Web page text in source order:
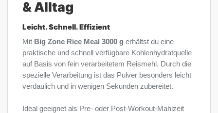
& Alltag
Leicht. Schnell. Effizient
Mit Big Zone Rice Meal 3000 g erhältst du eine
praktische und schnell verfügbare Kohlenhydratquelle
auf Basis von fein verarbeitetem Reismehl. Durch die
spezielle Verarbeitung ist das Pulver besonders leicht
verdaulich und in wenigen Sekunden zubereitet.
Ideal geeignet als Pre- oder Post-Workout-Mahlzeit